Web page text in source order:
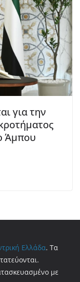
για την
Άμπου
Ελλάδα. Τα
με